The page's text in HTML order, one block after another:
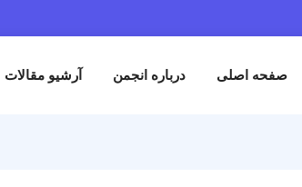
صفحه اصلی درباره انجمن آرشیو مقالات